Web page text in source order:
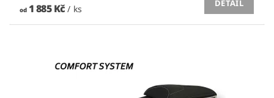
od1 885 Kč/ ks
DETAIL